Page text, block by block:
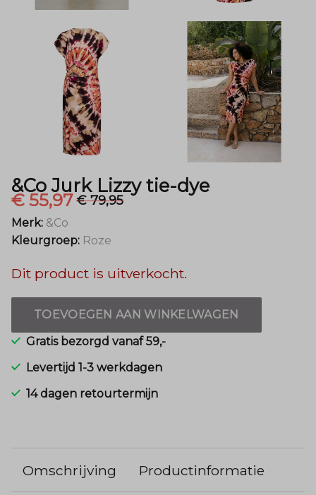
Menger
Mode
&Co Jurk Lizzy tie-dye
€ 55,97€ 79,95
Merk: &Co
Kleurgroep: Roze
Dit product is uitverkocht.
TOEVOEGEN AAN WINKELWAGEN
Gratis bezorgd vanaf 59,-
Levertijd 1-3 werkdagen
14 dagen retourtermijn
Omschrijving Productinformatie